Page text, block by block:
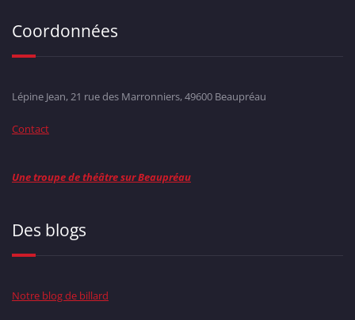
Coordonnées
Lépine Jean, 21 rue des Marronniers, 49600 Beaupréau
Contact
Une troupe de théâtre sur Beaupréau
Des blogs
Notre blog de billard